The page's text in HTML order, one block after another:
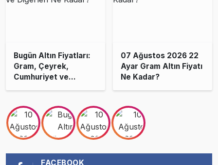
Bugün Altın Fiyatları:
Gram, Çeyrek,
Cumhuriyet ve
07 Ağustos 2026 22
Ayar Gram Altın Fiyatı
Ne Kadar?
FACEBOOK